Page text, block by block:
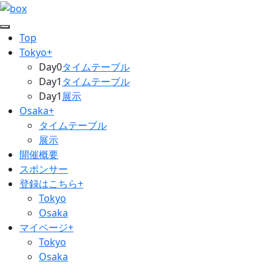
Top
Tokyo+
Day0タイムテーブル
Day1 タイムテーブル
Day1展示
Osaka+
タイムテーブル
展示
開催概要
スポンサー
登録はこちら+
Tokyo
Osaka
マイページ+
Tokyo
Osaka